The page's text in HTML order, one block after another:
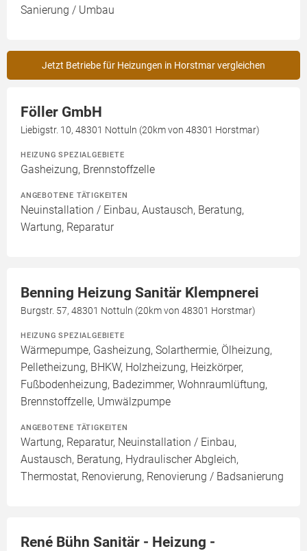
Sanierung / Umbau
Jetzt Betriebe für Heizungen in Horstmar vergleichen
Föller GmbH
Liebigstr. 10, 48301 Nottuln (20km von 48301 Horstmar)
HEIZUNG SPEZIALGEBIETE
Gasheizung, Brennstoffzelle
ANGEBOTENE TÄTIGKEITEN
Neuinstallation / Einbau, Austausch, Beratung,
Wartung, Reparatur
Benning Heizung Sanitär Klempnerei
Burgstr. 57, 48301 Nottuln (20km von 48301 Horstmar)
HEIZUNG SPEZIALGEBIETE
Wärmepumpe, Gasheizung, Solarthermie, Ölheizung,
Pelletheizung, BHKW, Holzheizung, Heizkörper,
Fußbodenheizung, Badezimmer, Wohnraumlüftung,
Brennstoffzelle, Umwälzpumpe
ANGEBOTENE TÄTIGKEITEN
Wartung, Reparatur, Neuinstallation / Einbau,
Austausch, Beratung, Hydraulischer Abgleich,
Thermostat, Renovierung, Renovierung / Badsanierung
René Bühn Sanitär - Heizung -